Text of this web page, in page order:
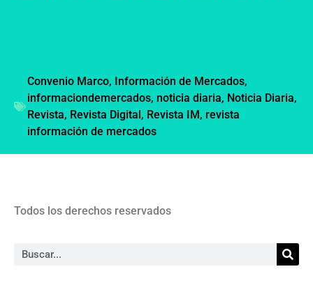
Convenio Marco, Información de Mercados,
informaciondemercados, noticia diaria, Noticia Diaria,
Revista, Revista Digital, Revista IM, revista
información de mercados
Todos los derechos reservados